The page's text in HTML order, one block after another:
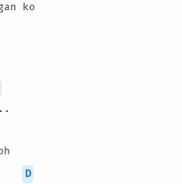
ko
D